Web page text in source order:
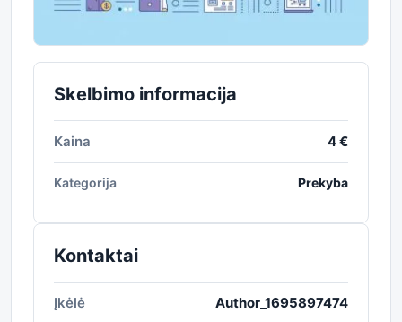
Skelbimo informacija
Kaina 4 €
Kategorija Prekyba
Kontaktai
Įkėlė Author_1695897474